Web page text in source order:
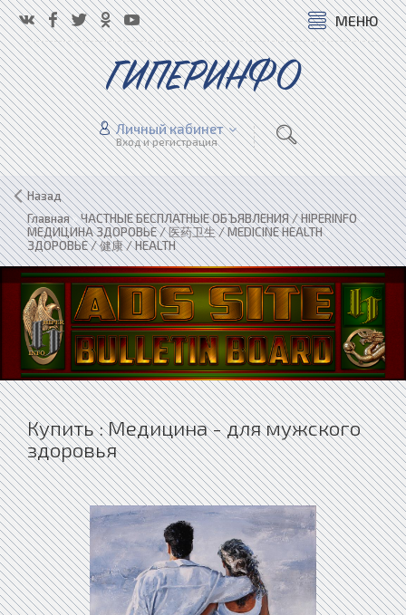
МЕНЮ
ГИПЕРИНФО
Личный кабинет
Вход и регистрация
Назад
Главная»ЧАСТНЫЕ БЕСПЛАТНЫЕ ОБЪЯВЛЕНИЯ / HIPERINFO»
МЕДИЦИНА ЗДОРОВЬЕ / 医药卫生 / MEDICINE HEALTH»
ЗДОРОВЬЕ / 健康 / HEALTH
Купить : Медицина - для мужского
здоровья